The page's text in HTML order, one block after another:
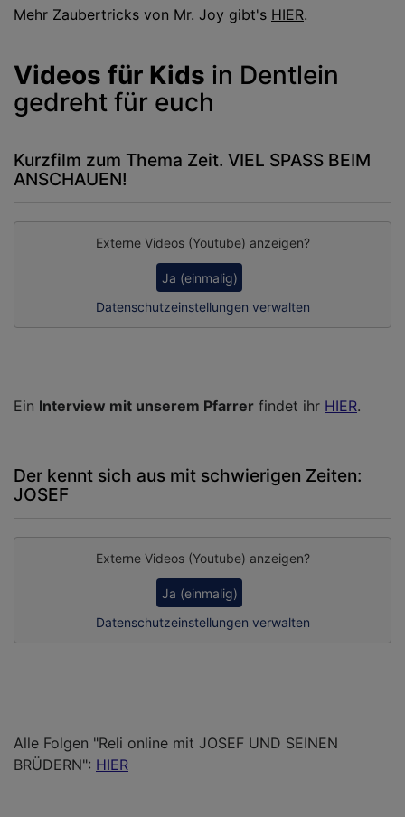
Mehr Zaubertricks von Mr. Joy gibt's HIER.
Videos für Kids in Dentlein
gedreht für euch
Kurzfilm zum Thema Zeit. VIEL SPASS BEIM
ANSCHAUEN!
Externe Videos (Youtube) anzeigen?
Ja (einmalig)
Datenschutzeinstellungen verwalten
Ein Interview mit unserem Pfarrer findet ihr HIER.
Der kennt sich aus mit schwierigen Zeiten:
JOSEF
Externe Videos (Youtube) anzeigen?
Ja (einmalig)
Datenschutzeinstellungen verwalten
Alle Folgen "Reli online mit JOSEF UND SEINEN
BRÜDERN": HIER